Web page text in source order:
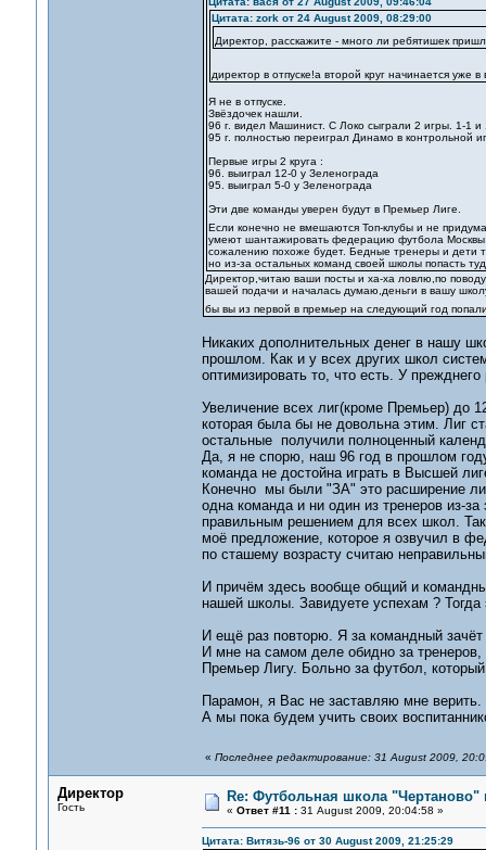
Цитата: zork от 24 August 2009, 08:29:00
Директор, расскажите - много ли ребятишек
директор в отпуске!а второй круг начинается уже в
Я не в отпуске.
Звёздочек нашли.
96 г. видел Машинист. С Локо сыграли 2 игры. 1-1 и
95 г. полностью переиграл Динамо в контрольной
Первые игры 2 круга :
96. выиграл 12-0 у Зеленограда
95. выиграл 5-0 у Зеленограда
Эти две команды уверен будут в Премьер Лиге.
Если конечно не вмешаются Топ-клубы и не
умеют шантажировать федерацию футбола
сожалению похоже будет. Бедные тренеры и дети
но из-за остальных команд своей школы попасть
Директор,читаю ваши посты и ха-ха ловлю,по
вашей подачи и началась думаю,деньги в вашу
бы вы из первой в премьер на следующий год
Никаких дополнительных денег в нашу
прошлом. Как и у всех других школ
оптимизировать то, что есть. У
Увеличение всех лиг(кроме Премьер) до
которая была бы не довольна этим. Лиг
остальные получили полноценный
Да, я не спорю, наш 96 год в прошлом
команда не достойна играть в Высшей
Конечно мы были "ЗА" это расширение
одна команда и ни один из тренеров из-
правильным решением для всех школ.
моё предложение, которое я озвучил в
по сташему возрасту считаю
И причём здесь вообще общий и
нашей школы. Завидуете успехам ? Тогда
И ещё раз повторю. Я за командный зачёт
И мне на самом деле обидно за тренеров,
Премьер Лигу. Больно за футбол,
Парамон, я Вас не заставляю мне
А мы пока будем учить своих
« Последнее редактирование: 31 August 2009,
Директор
Гость
Re: Футбольная школа "Чертаново"
« Ответ #11 :31 August 2009, 20:04:58 »
Цитата: Витязь-96 от 30 August 2009, 21:25:29